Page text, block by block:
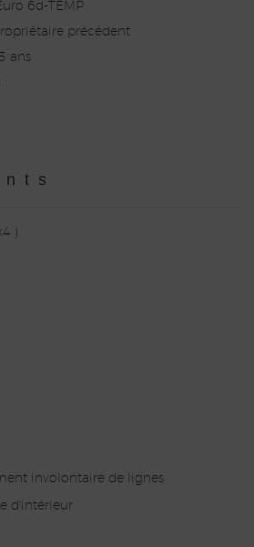
6d-TEMP
précédent
ans
)
involontaire de lignes
d'intérieur